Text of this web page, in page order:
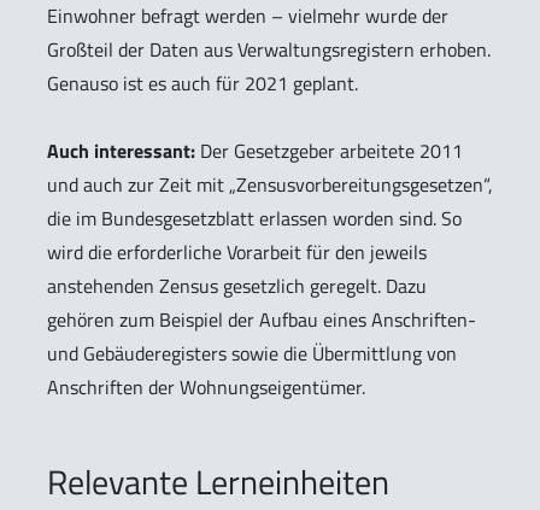
Einwohner befragt werden – vielmehr wurde der
Großteil der Daten aus Verwaltungsregistern erhoben.
Genauso ist es auch für 2021 geplant.
Auch interessant: Der Gesetzgeber arbeitete 2011
und auch zur Zeit mit „Zensusvorbereitungsgesetzen“,
die im Bundesgesetzblatt erlassen worden sind. So
wird die erforderliche Vorarbeit für den jeweils
anstehenden Zensus gesetzlich geregelt. Dazu
gehören zum Beispiel der Aufbau eines Anschriften-
und Gebäuderegisters sowie die Übermittlung von
Anschriften der Wohnungseigentümer.
Relevante Lerneinheiten